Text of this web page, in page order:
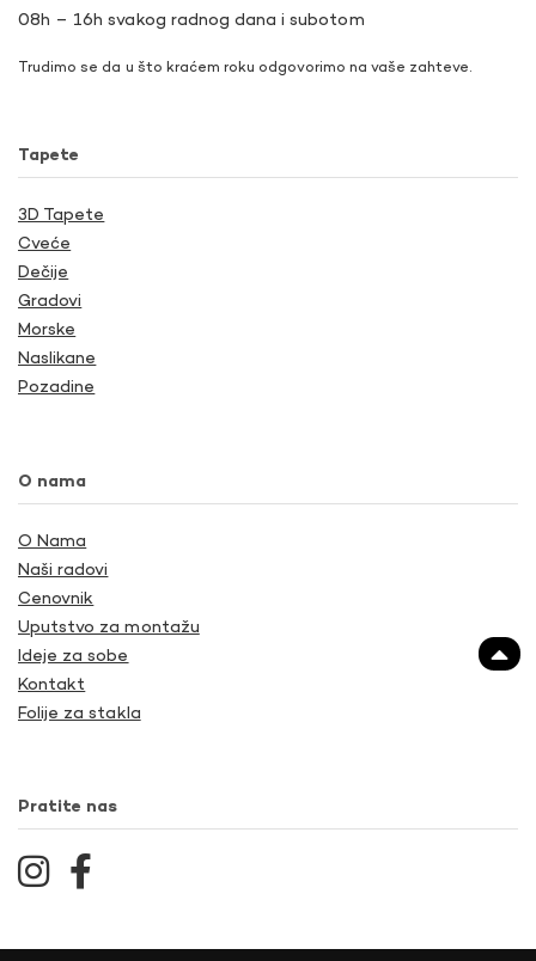
08h – 16h svakog radnog dana i subotom
Trudimo se da u što kraćem roku odgovorimo na vaše zahteve.
Tapete
3D Tapete
Cveće
Dečije
Gradovi
Morske
Naslikane
Pozadine
O nama
O Nama
Naši radovi
Cenovnik
Uputstvo za montažu
Ideje za sobe
Kontakt
Folije za stakla
Pratite nas